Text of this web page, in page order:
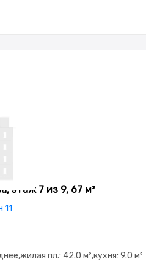
этаж 7 из 9, 67 м²
пл.: 42.0 м²,кухня: 9.0 м²